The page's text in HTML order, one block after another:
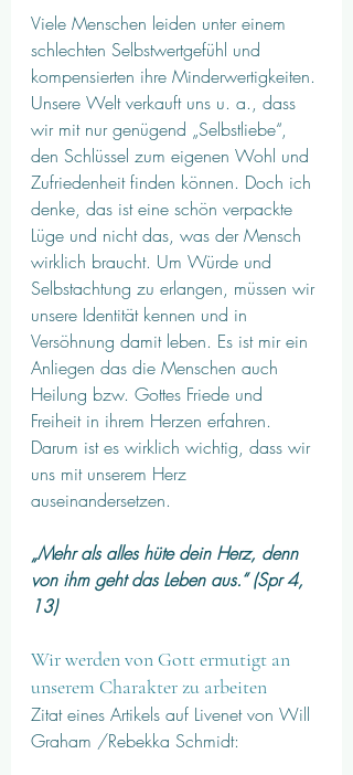
Viele Menschen leiden unter einem
schlechten Selbstwertgefühl und
kompensierten ihre Minderwertigkeiten.
Unsere Welt verkauft uns u. a., dass
wir mit nur genügend „Selbstliebe“,
den Schlüssel zum eigenen Wohl und
Zufriedenheit finden können. Doch ich
denke, das ist eine schön verpackte
Lüge und nicht das, was der Mensch
wirklich braucht. Um Würde und
Selbstachtung zu erlangen, müssen wir
unsere Identität kennen und in
Versöhnung damit leben. Es ist mir ein
Anliegen das die Menschen auch
Heilung bzw. Gottes Friede und
Freiheit in ihrem Herzen erfahren.
Darum ist es wirklich wichtig, dass wir
uns mit unserem Herz
auseinandersetzen.
„Mehr als alles hüte dein Herz, denn
von ihm geht das Leben aus.“ (Spr 4,
13)
Wir werden von Gott ermutigt an
unserem Charakter zu arbeiten
Zitat eines Artikels auf Livenet von Will
Graham /Rebekka Schmidt: